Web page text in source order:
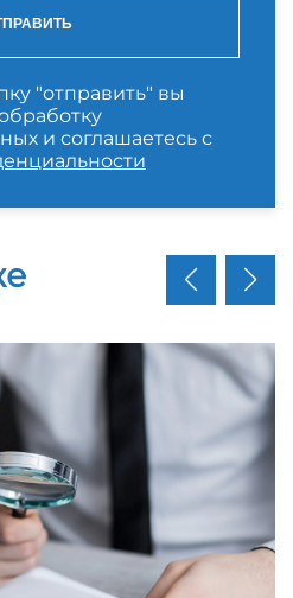
"отправить" вы
и соглашаетесь с